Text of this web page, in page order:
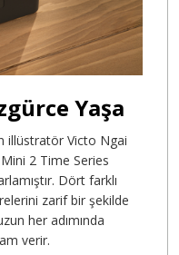
Yaşa
illüstratör Victo Ngai
2 Time Series
Dört farklı
zarif bir şekilde
her adımında
verir.